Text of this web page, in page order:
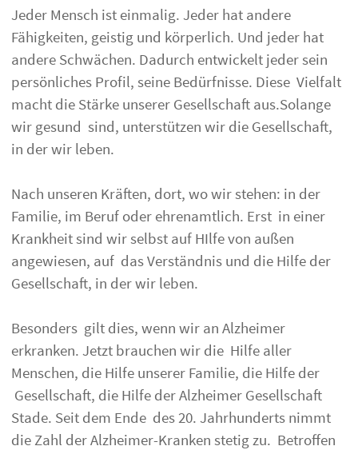
Jeder Mensch ist einmalig. Jeder hat andere
Fähigkeiten, geistig und körperlich. Und jeder hat
andere Schwächen. Dadurch entwickelt jeder sein
persönliches Profil, seine Bedürfnisse. Diese Vielfalt
macht die Stärke unserer Gesellschaft aus.Solange
wir gesund sind, unterstützen wir die Gesellschaft,
in der wir leben.
Nach unseren Kräften, dort, wo wir stehen: in der
Familie, im Beruf oder ehrenamtlich. Erst in einer
Krankheit sind wir selbst auf HIlfe von außen
angewiesen, auf das Verständnis und die Hilfe der
Gesellschaft, in der wir leben.
Besonders gilt dies, wenn wir an Alzheimer
erkranken. Jetzt brauchen wir die Hilfe aller
Menschen, die Hilfe unserer Familie, die Hilfe der
Gesellschaft, die Hilfe der Alzheimer Gesellschaft
Stade. Seit dem Ende des 20. Jahrhunderts nimmt
die Zahl der Alzheimer-Kranken stetig zu. Betroffen